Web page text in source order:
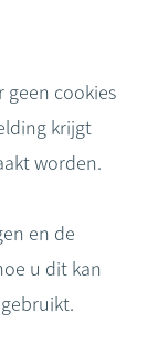
geen cookies
krijgt
worden.
en de
u dit kan